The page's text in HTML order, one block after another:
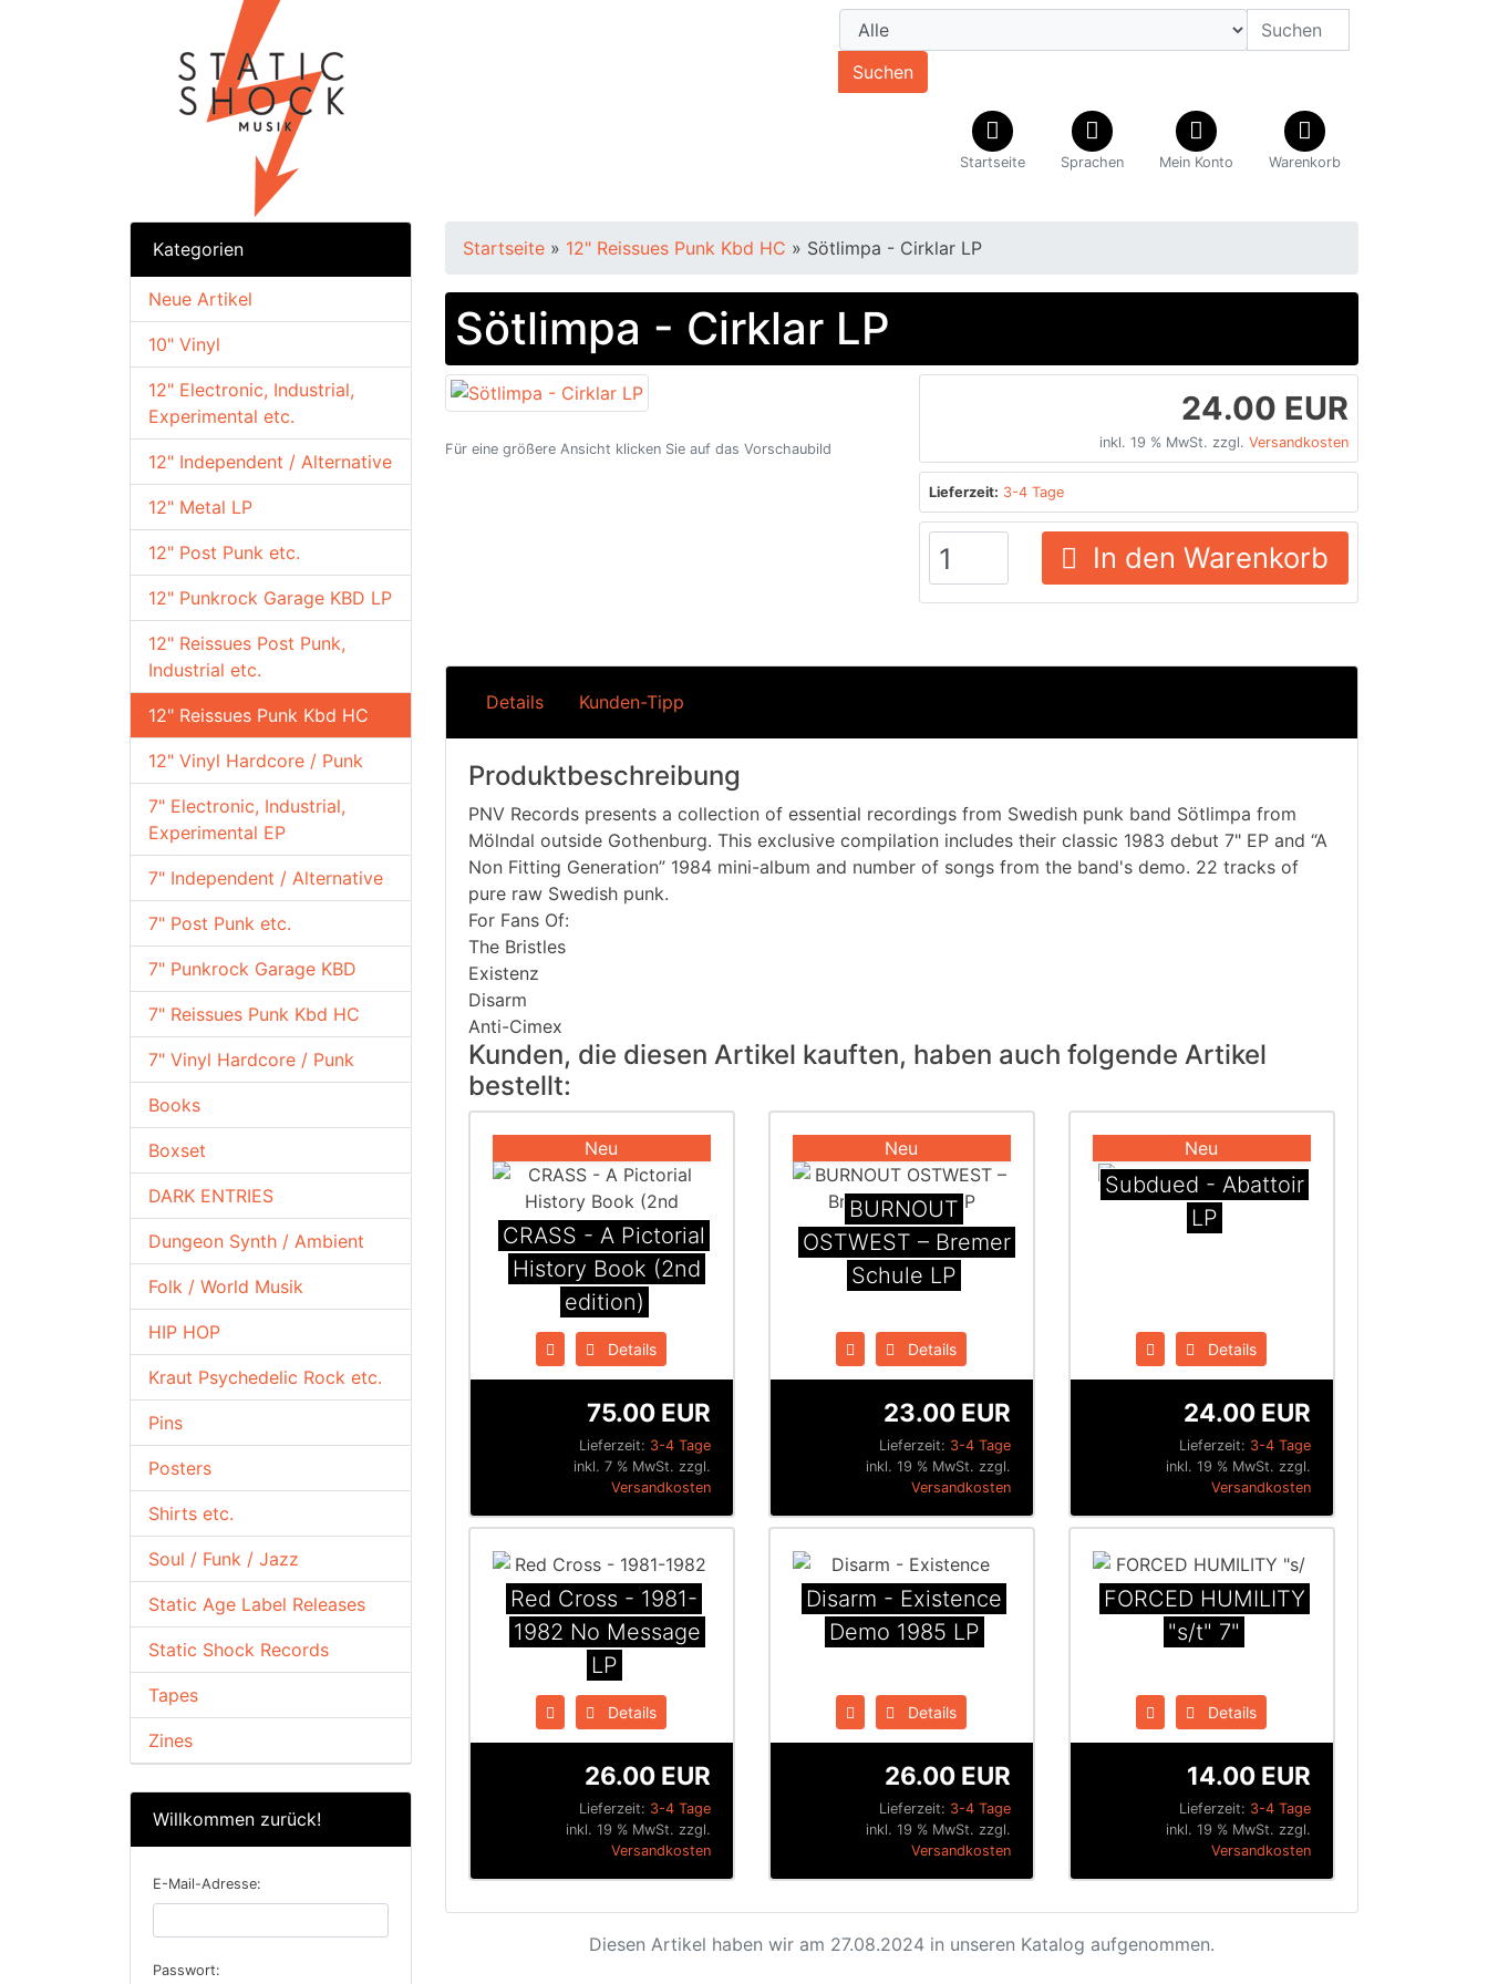
Suchen
Startseite Sprachen Mein Konto Warenkorb
Kategorien
10" Vinyl
12" Electronic, Industrial,
Experimental etc.
12" Independent / Alternative
12" Metal LP
12" Post Punk etc.
12" Punkrock Garage KBD LP
12" Reissues Post Punk,
Industrial etc.
12" Reissues Punk Kbd HC
12" Vinyl Hardcore / Punk
7" Electronic, Industrial,
Experimental EP
7" Independent / Alternative
7" Post Punk etc.
7" Punkrock Garage KBD
7" Reissues Punk Kbd HC
7" Vinyl Hardcore / Punk
Books
Boxset
DARK ENTRIES
Dungeon Synth / Ambient
Folk / World Musik
HIP HOP
Kraut Psychedelic Rock etc.
Pins
Posters
Shirts etc.
Soul / Funk / Jazz
Static Age Label Releases
Static Shock Records
Tapes
Zines
Neue Artikel
Willkommen zurück!
E-Mail-Adresse:
Passwort:
Startseite » 12" Reissues Punk Kbd HC » Sötlimpa - Cirklar LP
Sötlimpa - Cirklar LP
Für eine größere Ansicht klicken Sie auf das Vorschaubild
24.00 EUR
inkl. 19 % MwSt. zzgl. Versandkosten
Lieferzeit: 3-4 Tage
In den Warenkorb
Details Kunden-Tipp
Produktbeschreibung
PNV Records presents a collection of essential recordings from Swedish punk band Sötlimpa from
Mölndal outside Gothenburg. This exclusive compilation includes their classic 1983 debut 7" EP and “A
Non Fitting Generation” 1984 mini-album and number of songs from the band's demo. 22 tracks of
pure raw Swedish punk.
For Fans Of:
The Bristles
Existenz
Disarm
Anti-Cimex
Kunden, die diesen Artikel kauften, haben auch folgende Artikel
bestellt:
Neu
CRASS - A Pictorial
History Book (2nd
edition)
Details
Lieferzeit: 3-4 Tage
75.00 EUR
inkl. 7 % MwSt. zzgl.
Versandkosten
Neu
BURNOUT
OSTWEST – Bremer
Schule LP
Details
Lieferzeit: 3-4 Tage
23.00 EUR
inkl. 19 % MwSt. zzgl.
Versandkosten
Neu
Subdued - Abattoir
LP
Details
Lieferzeit: 3-4 Tage
24.00 EUR
inkl. 19 % MwSt. zzgl.
Versandkosten
Red Cross - 1981​-​
1982 No Message
LP
Details
Lieferzeit: 3-4 Tage
26.00 EUR
inkl. 19 % MwSt. zzgl.
Versandkosten
Disarm - Existence
Demo 1985 LP
Details
Lieferzeit: 3-4 Tage
26.00 EUR
inkl. 19 % MwSt. zzgl.
Versandkosten
FORCED HUMILITY
"s​/​t" 7"
Details
Lieferzeit: 3-4 Tage
14.00 EUR
inkl. 19 % MwSt. zzgl.
Versandkosten
Diesen Artikel haben wir am 27.08.2024 in unseren Katalog aufgenommen.